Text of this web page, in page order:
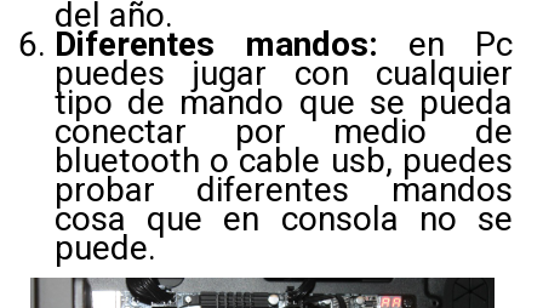
del año.
Diferentes mandos: en Pc
puedes jugar con cualquier
tipo de mando que se pueda
conectar por medio de
bluetooth o cable usb, puedes
probar diferentes mandos
cosa que en consola no se
puede.